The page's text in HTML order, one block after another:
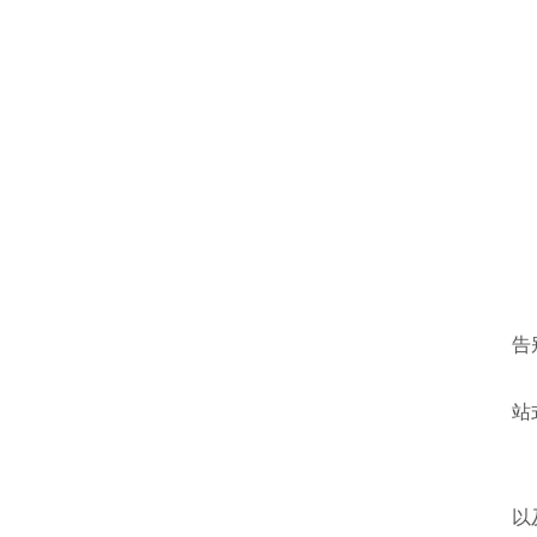
告
站
以